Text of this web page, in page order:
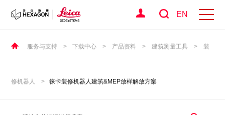
EN
服务与支持 > 下载中心 > 产品资料 > 建筑测量工具 > 装
修机器人 > 徕卡装修机器人建筑&MEP放样解放方案